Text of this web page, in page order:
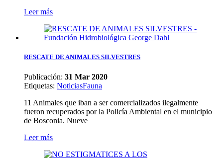
Leer más
RESCATE DE ANIMALES SILVESTRES
Publicación: 31 Mar 2020
Etiquetas: NoticiasFauna
11 Animales que iban a ser comercializados ilegalmente
fueron recuperados por la Policía Ambiental en el municipio
de Bosconia. Nueve
Leer más